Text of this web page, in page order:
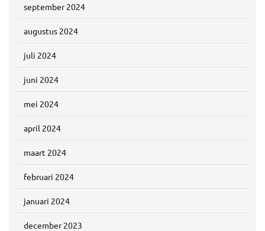
september 2024
augustus 2024
juli 2024
juni 2024
mei 2024
april 2024
maart 2024
februari 2024
januari 2024
december 2023